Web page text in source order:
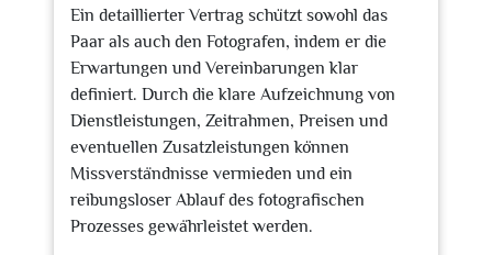
Ein detaillierter Vertrag schützt sowohl das
Paar als auch den Fotografen, indem er die
Erwartungen und Vereinbarungen klar
definiert. Durch die klare Aufzeichnung von
Dienstleistungen, Zeitrahmen, Preisen und
eventuellen Zusatzleistungen können
Missverständnisse vermieden und ein
reibungsloser Ablauf des fotografischen
Prozesses gewährleistet werden.